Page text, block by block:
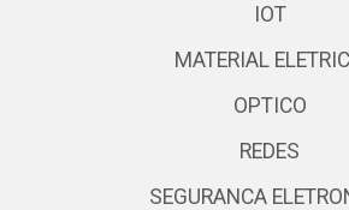
IOT
MATERIAL
OPTICO
REDES
SEGURANCA